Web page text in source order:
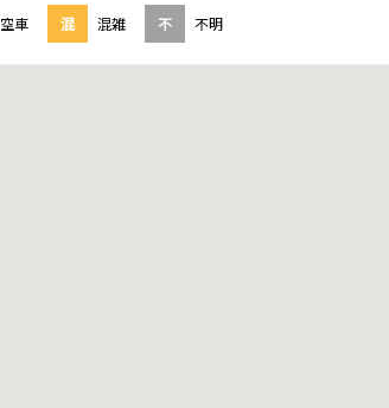
空車 混 混雑 不 不明